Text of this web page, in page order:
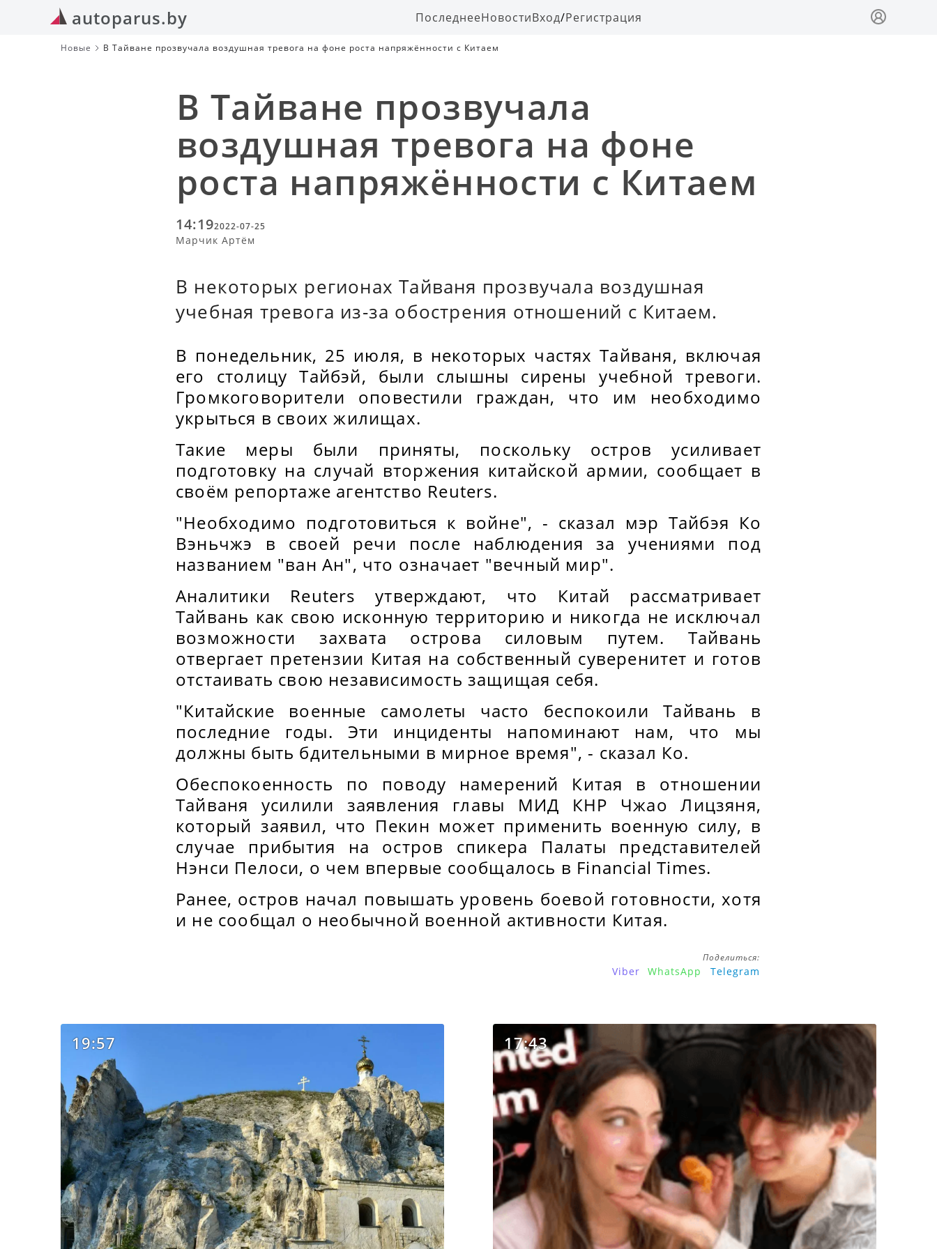
autoparus.by ПоследнееНовостиВход/Регистрация
Новые В Тайване прозвучала воздушная тревога на фоне роста напряжённости с Китаем
В Тайване прозвучала
воздушная тревога на фоне
роста напряжённости с Китаем
14:192022-07-25
Марчик Артём
В некоторых регионах Тайваня прозвучала воздушная
учебная тревога из-за обострения отношений с Китаем.
В понедельник, 25 июля, в некоторых частях Тайваня, включая
его столицу Тайбэй, были слышны сирены учебной тревоги.
Громкоговорители оповестили граждан, что им необходимо
укрыться в своих жилищах.
Такие меры были приняты, поскольку остров усиливает
подготовку на случай вторжения китайской армии, сообщает в
своём репортаже агентство Reuters.
"Необходимо подготовиться к войне", - сказал мэр Тайбэя Ко
Вэньчжэ в своей речи после наблюдения за учениями под
названием "ван Ан", что означает "вечный мир".
Аналитики Reuters утверждают, что Китай рассматривает
Тайвань как свою исконную территорию и никогда не исключал
возможности захвата острова силовым путем. Тайвань
отвергает претензии Китая на собственный суверенитет и готов
отстаивать свою независимость защищая себя.
"Китайские военные самолеты часто беспокоили Тайвань в
последние годы. Эти инциденты напоминают нам, что мы
должны быть бдительными в мирное время", - сказал Ко.
Обеспокоенность по поводу намерений Китая в отношении
Тайваня усилили заявления главы МИД КНР Чжао Лицзяня,
который заявил, что Пекин может применить военную силу, в
случае прибытия на остров спикера Палаты представителей
Нэнси Пелоси, о чем впервые сообщалось в Financial Times.
Ранее, остров начал повышать уровень боевой готовности, хотя
и не сообщал о необычной военной активности Китая.
Поделиться:
Viber WhatsApp Telegram
19:57 17:43